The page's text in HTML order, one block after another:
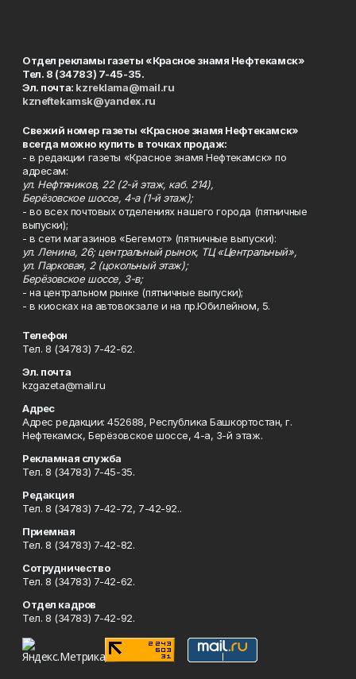
Отдел рекламы газеты «Красное знамя Нефтекамск»
Тел. 8 (34783) 7-45-35.
Эл. почта: kzreklama@mail.ru
kzneftekamsk@yandex.ru
Свежий номер газеты «Красное знамя Нефтекамск»
всегда можно купить в точках продаж:
- в редакции газеты «Красное знамя Нефтекамск» по
адресам:
ул. Нефтяников, 22 (2-й этаж, каб. 214),
Берёзовское шоссе, 4-а (1-й этаж);
- во всех почтовых отделениях нашего города (пятничные
выпуски);
- в сети магазинов «Бегемот» (пятничные выпуски):
ул. Ленина, 26; центральный рынок, ТЦ «Центральный»,
ул. Парковая, 2 (цокольный этаж);
Берёзовское шоссе, 3-в;
- на центральном рынке (пятничные выпуски);
- в киосках на автовокзале и на пр.Юбилейном, 5.
Телефон
Тел. 8 (34783) 7-42-62.
Эл. почта
kzgazeta@mail.ru
Адрес
Адрес редакции: 452688, Республика Башкортостан, г.
Нефтекамск, Берёзовское шоссе, 4-а, 3-й этаж.
Рекламная служба
Тел. 8 (34783) 7-45-35.
Редакция
Тел. 8 (34783) 7-42-72, 7-42-92..
Приемная
Тел. 8 (34783) 7-42-82.
Сотрудничество
Тел. 8 (34783) 7-42-62.
Отдел кадров
Тел. 8 (34783) 7-42-92.